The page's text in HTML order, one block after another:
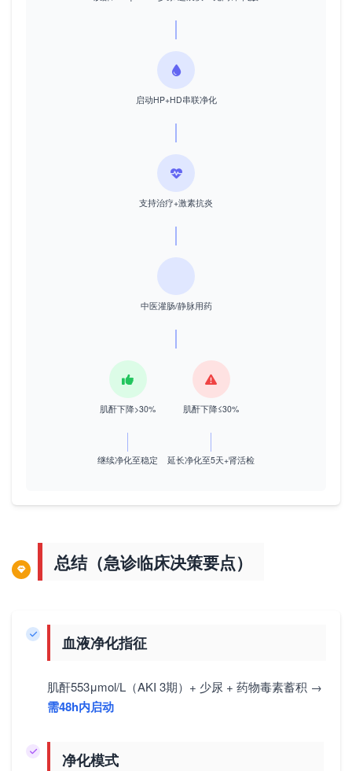
启动HP+HD串联净化
支持治疗+激素抗炎
中医灌肠/静脉用药
肌酐下降>30%
继续净化至稳定
肌酐下降≤30%
延长净化至5天+肾活检
总结（急诊临床决策要点）
血液净化指征
肌酐553μmol/L（AKI 3期）+ 少尿 + 药物毒素蓄积 →
需48h内启动
净化模式